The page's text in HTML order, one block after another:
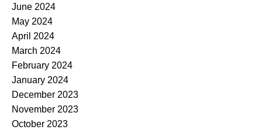
June 2024
May 2024
April 2024
March 2024
February 2024
January 2024
December 2023
November 2023
October 2023